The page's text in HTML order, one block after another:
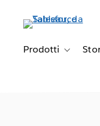
principale
Prodotti Toggle